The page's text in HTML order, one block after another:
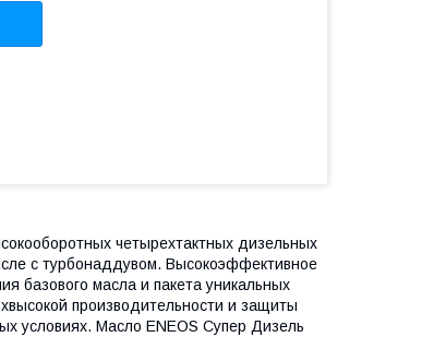
четырехтактных дизельных
с турбонаддувом. Высокоэффективное
базового масла и пакета уникальных
производительности и защиты
условиях. Масло ENEOS Супер Дизель